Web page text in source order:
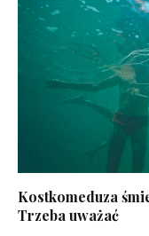
Kostkomeduza
Trzeba uważać